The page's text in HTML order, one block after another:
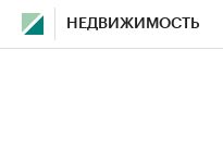
НЕДВИЖИМОСТЬ